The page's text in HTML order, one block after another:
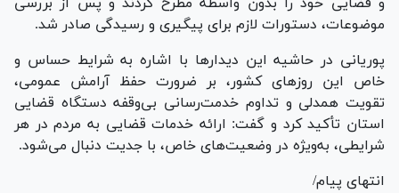
موضوعات، دستورات لازم برای پیگیری و رسیدگی صادر شد.
پوریانی در حاشیه این دیدار‌ها با اشاره به شرایط حساس و
خاص این روز‌های کشور، بر ضرورت حفظ آرامش عمومی،
تقویت همدلی و تداوم خدمت‌رسانی بی‌وقفه دستگاه قضایی
استان تأکید کرد و گفت: ارائه خدمات قضایی به مردم در هر
شرایطی، به‌ویژه در وضعیت‌های خاص، با جدیت دنبال می‌شود.
انتهای پیام/